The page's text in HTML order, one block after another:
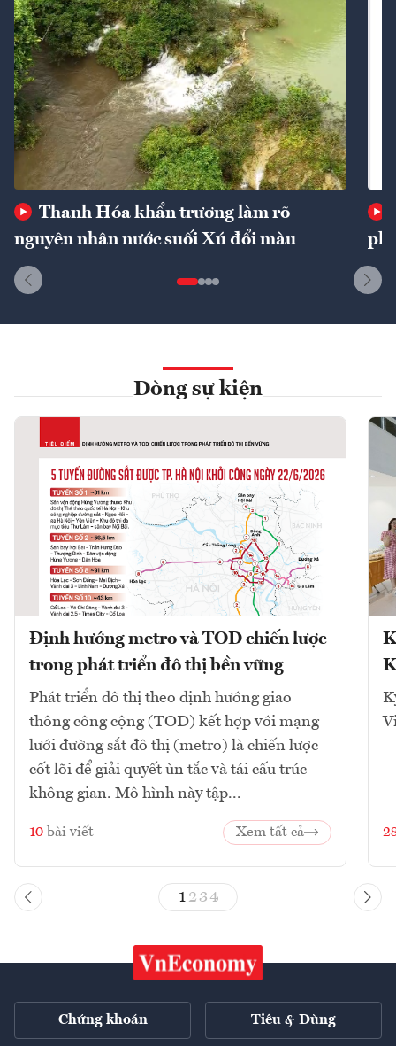
Thanh Hóa khẩn trương làm rõ
nguyên nhân nước suối Xú đổi màu
phí
Dòng sự kiện
Định hướng metro và TOD chiến lược
trong phát triển đô thị bền vững
Phát triển đô thị theo định hướng giao
thông công cộng (TOD) kết hợp với mạng
lưới đường sắt đô thị (metro) là chiến lược
cốt lõi để giải quyết ùn tắc và tái cấu trúc
không gian. Mô hình này tập...
10 bài viết Xem tất cả
1 23 4
Chứng khoán Tiêu & Dùng